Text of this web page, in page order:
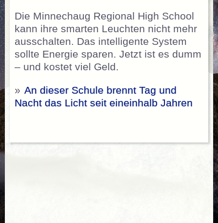
Die Minnechaug Regional High School
kann ihre smarten Leuchten nicht mehr
ausschalten. Das intelligente System
sollte Energie sparen. Jetzt ist es dumm
– und kostet viel Geld.
» An dieser Schule brennt Tag und
Nacht das Licht seit eineinhalb Jahren